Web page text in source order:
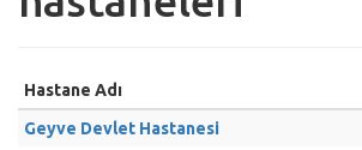
Hastane Adı
Geyve Devlet Hastanesi